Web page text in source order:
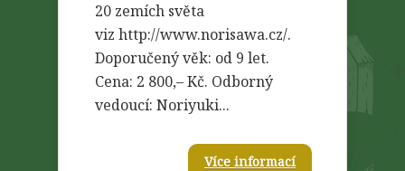
20 zemích světa
viz http://www.norisawa.cz/.
Doporučený věk: od 9 let.
Cena: 2 800,– Kč. Odborný
vedoucí: Noriyuki...
Více informací